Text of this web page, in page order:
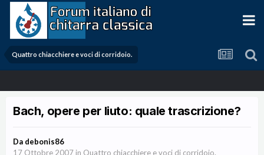
Quattro chiacchiere e voci di corridoio.
Bach, opere per liuto: quale trascrizione?
Da debonis86
17 Ottobre 2007 in Quattro chiacchiere e voci di corridoio.